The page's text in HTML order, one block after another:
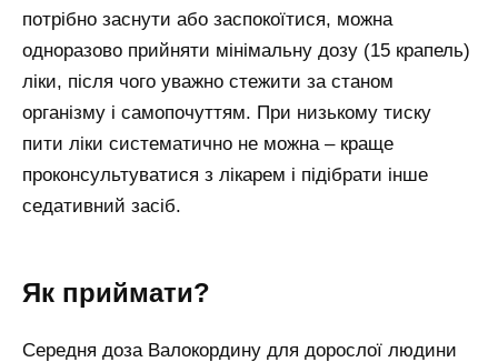
потрібно заснути або заспокоїтися, можна
одноразово прийняти мінімальну дозу (15 крапель)
ліки, після чого уважно стежити за станом
організму і самопочуттям. При низькому тиску
пити ліки систематично не можна – краще
проконсультуватися з лікарем і підібрати інше
седативний засіб.
Як приймати?
Середня доза Валокордину для дорослої людини